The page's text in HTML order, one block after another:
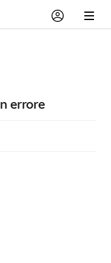
errore